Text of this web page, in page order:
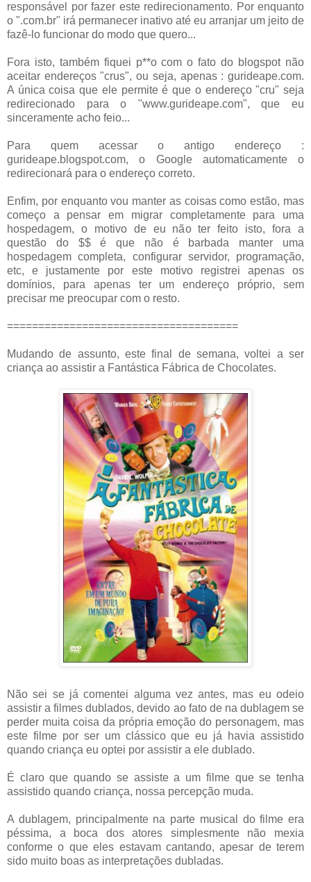
responsável por fazer este redirecionamento. Por enquanto
o ".com.br" irá permanecer inativo até eu arranjar um jeito de
fazê-lo funcionar do modo que quero...
Fora isto, também fiquei p**o com o fato do blogspot não
aceitar endereços "crus", ou seja, apenas : gurideape.com.
A única coisa que ele permite é que o endereço "cru" seja
redirecionado para o "www.gurideape.com", que eu
sinceramente acho feio...
Para quem acessar o antigo endereço :
gurideape.blogspot.com, o Google automaticamente o
redirecionará para o endereço correto.
Enfim, por enquanto vou manter as coisas como estão, mas
começo a pensar em migrar completamente para uma
hospedagem, o motivo de eu não ter feito isto, fora a
questão do $$ é que não é barbada manter uma
hospedagem completa, configurar servidor, programação,
etc, e justamente por este motivo registrei apenas os
domínios, para apenas ter um endereço próprio, sem
precisar me preocupar com o resto.
=====================================
Mudando de assunto, este final de semana, voltei a ser
criança ao assistir a Fantástica Fábrica de Chocolates.
Não sei se já comentei alguma vez antes, mas eu odeio
assistir a filmes dublados, devido ao fato de na dublagem se
perder muita coisa da própria emoção do personagem, mas
este filme por ser um clássico que eu já havia assistido
quando criança eu optei por assistir a ele dublado.
É claro que quando se assiste a um filme que se tenha
assistido quando criança, nossa percepção muda.
A dublagem, principalmente na parte musical do filme era
péssima, a boca dos atores simplesmente não mexia
conforme o que eles estavam cantando, apesar de terem
sido muito boas as interpretações dubladas.